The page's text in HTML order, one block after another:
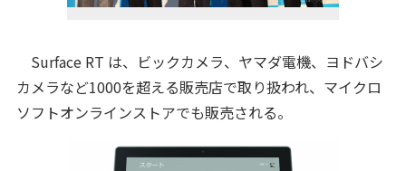
Surface RT は、ビックカメラ、ヤマダ電機、ヨドバシ
カメラなど1000を超える販売店で取り扱われ、マイクロ
ソフトオンラインストアでも販売される。